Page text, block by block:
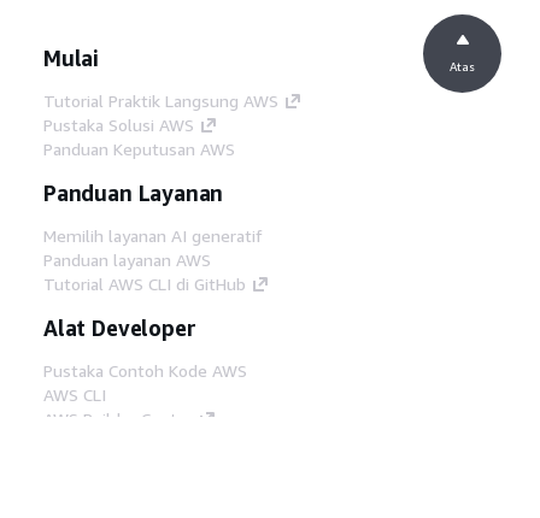
Mulai
Tutorial Praktik Langsung AWS
Pustaka Solusi AWS
Panduan Keputusan AWS
Panduan Layanan
Memilih layanan AI generatif
Panduan layanan AWS
Tutorial AWS CLI di GitHub
Alat Developer
Pustaka Contoh Kode AWS
AWS CLI
AWS Builder Center
Atas